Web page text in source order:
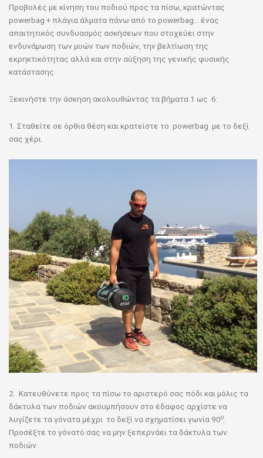
Προβολές με κίνηση του ποδιού προς τα πίσω, κρατώντας
powerbag + πλάγια άλματα πάνω από το powerbag… ένας
απαιτητικός συνδυασμός ασκήσεων που στοχεύει στην
ενδυνάμωση των μυών των ποδιών, την βελτίωση της
εκρηκτικότητας αλλά και στην αύξηση της γενικής φυσικής
κατάστασης.
Ξεκινήστε την άσκηση ακολουθώντας τα βήματα 1 ως 6:
1. Σταθείτε σε όρθια θέση και κρατείστε το powerbag με το δεξί
σας χέρι.
2. Κατευθύνετε προς τα πίσω το αριστερό σας πόδι και μόλις τα
δάκτυλα των ποδιών ακουμπήσουν στο έδαφος αρχίστε να
λυγίζετε τα γόνατα μέχρι το δεξί να σχηματίσει γωνία 90ο
Προσέξτε το γόνατό σας να μην ξεπερνάει τα δάκτυλα των
ποδιών.